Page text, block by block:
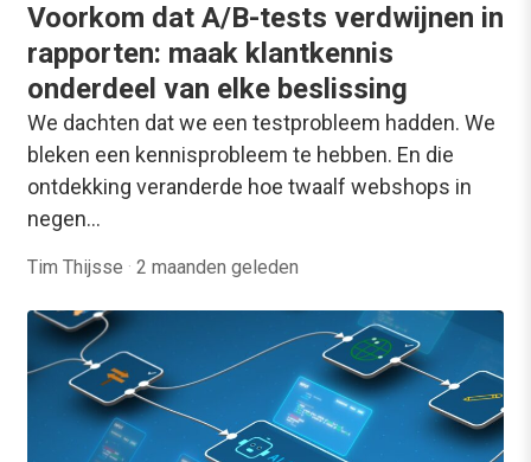
Voorkom dat A/B-tests verdwijnen in
rapporten: maak klantkennis
onderdeel van elke beslissing
We dachten dat we een testprobleem hadden. We
bleken een kennisprobleem te hebben. En die
ontdekking veranderde hoe twaalf webshops in
negen…
Tim Thijsse · 2 maanden geleden